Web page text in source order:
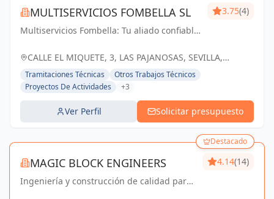
MULTISERVICIOS FOMBELLA SL
Multiservicios Fombella: Tu aliado confiable
soluciones sólidas para un futuro
3.75(4)
CALLE EL MIQUETE, 3, LAS PAJANOSAS, SEVILLA,
ESPAÑA, España
Tramitaciones Técnicas
Otros Trabajos Técnicos
Proyectos De Actividades
+3
Ver Perfil Solicitar presupuesto
Destacado
MAGIC BLOCK ENGINEERS
Ingeniería y construcción de calidad para
4.14(14)